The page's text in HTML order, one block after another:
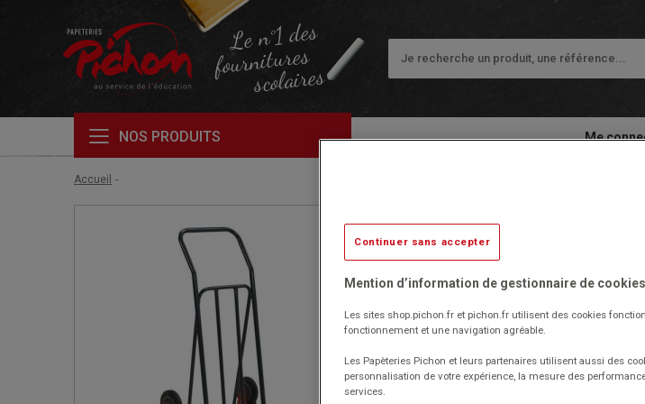
Le n°1 des
fournitures
scolaires
NOS PRODUITS
Audiovisuel,
et
bureautique
Cahiers
et
Ecriture
Ergonomie
classe
Protection
documents
Me
Accueil
Diable acier
plastiques - DLV
Epuisé
Réf. 1041017
(Produit ni repris, ni échangé)
Continuer sans accepter
Mention d’information de gestionnaire de cookies
Les sites shop.pichon.fr et pichon.fr utilisent des cookies
fonctionnement et une navigation agréable.
Les Papèteries Pichon et leurs partenaires utilisent aussi des
personnalisation de votre expérience, la mesure des
services.